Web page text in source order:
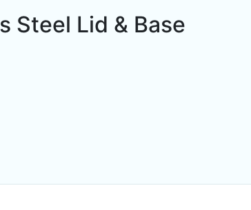
Steel Lid & Base